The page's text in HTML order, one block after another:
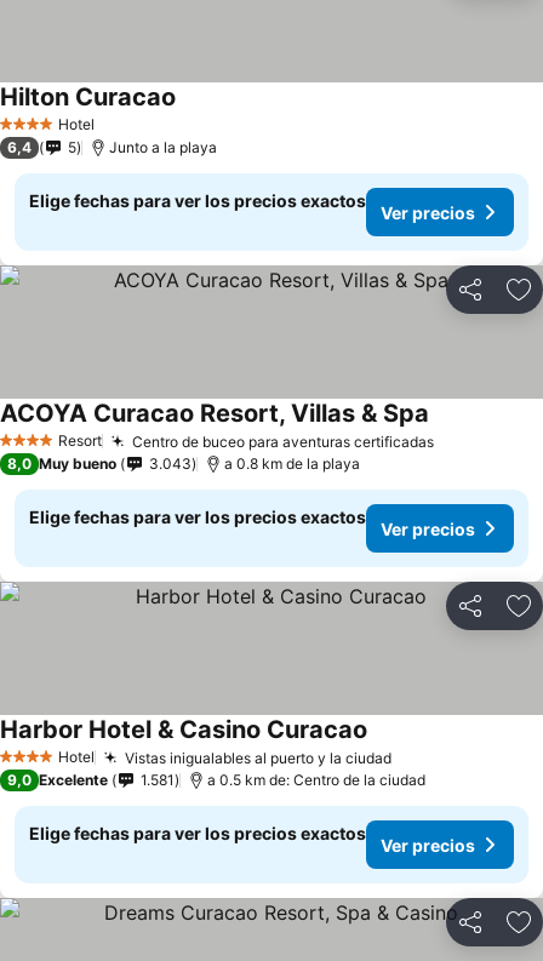
4 EstrellasHotel
Hilton Curacao
6,4 5 Junto a la playa
Elige fechas para ver los precios exactos
Ver precios
Compartir
4 EstrellasResort Centro de buceo para aventuras certificadas
ACOYA Curacao Resort, Villas & Spa
8,0 Muy bueno 3.043 a 0.8 km de la playa
Elige fechas para ver los precios exactos
Ver precios
Compartir
4 EstrellasHotel Vistas inigualables al puerto y la ciudad
Harbor Hotel & Casino Curacao
9,0 Excelente 1.581 a 0.5 km de: Centro de la ciudad
Elige fechas para ver los precios exactos
Ver precios
Compartir